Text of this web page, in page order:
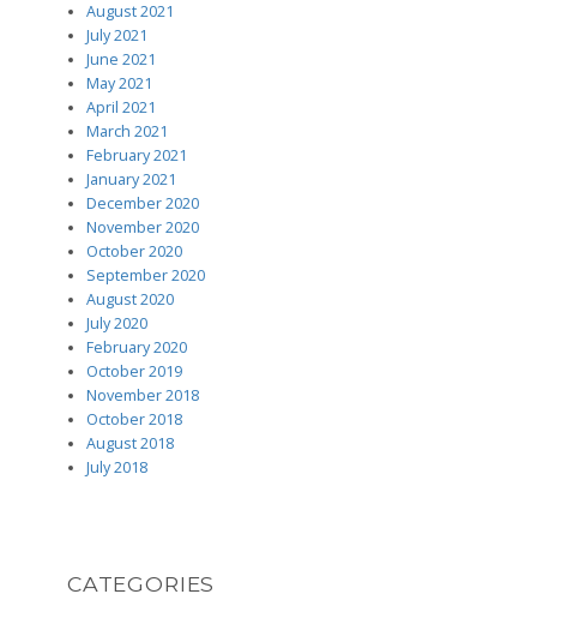
August 2021
July 2021
June 2021
May 2021
April 2021
March 2021
February 2021
January 2021
December 2020
November 2020
October 2020
September 2020
August 2020
July 2020
February 2020
October 2019
November 2018
October 2018
August 2018
July 2018
CATEGORIES